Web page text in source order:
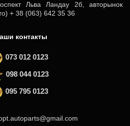
Льва Ландау 2б, авторынок
+ 38 (063) 642 35 36
контакты
073 012 0123
098 044 0123
095 795 0123